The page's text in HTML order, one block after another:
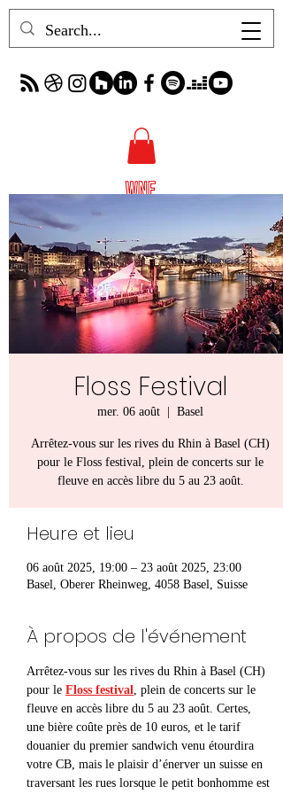
Floss Festival
mer. 06 août
  |
Basel
Arrêtez-vous sur les rives du Rhin à Basel (CH)
pour le Floss festival, plein de concerts sur le
fleuve en accès libre du 5 au 23 août.
Heure et lieu
06 août 2025, 19:00 – 23 août 2025, 23:00
Basel, Oberer Rheinweg, 4058 Basel, Suisse
À propos de l'événement
Arrêtez-vous sur les rives du Rhin à Basel (CH)
pour le Floss festival , plein de concerts sur le
fleuve en accès libre du 5 au 23 août. Certes,
une bière coûte près de 10 euros, et le tarif
douanier du premier sandwich venu étourdira
votre CB, mais le plaisir d’énerver un suisse en
traversant les rues lorsque le petit bonhomme est